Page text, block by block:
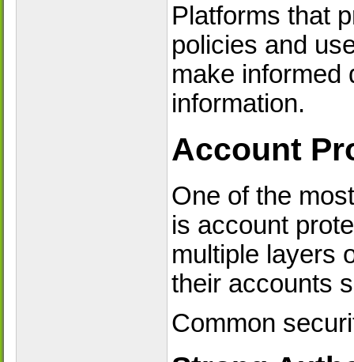
Platforms that
policies and
make informed
information.
Account
One of the
is account
multiple layers
their accounts
Common